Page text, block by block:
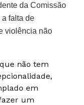
da Comissão
falta de
violência não
não tem
em
um